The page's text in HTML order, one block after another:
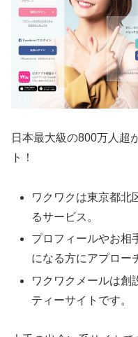
日本最大級の800万人超
ト！
ワクワクは東京都北
るサービス。
プロフィールやお相
になる方にアプロー
ワクワクメールは創
ティーサイトです。